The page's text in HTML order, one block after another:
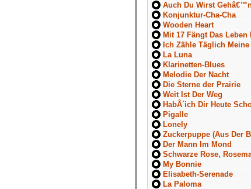
Auch Du Wirst
Konjunktur-Cha-Cha
Wooden Heart
Mit 17 Fängt Das Leben
Ich Zähle Täglich
La Luna
Klarinetten-Blues
Melodie Der Nacht
Die Sterne der Prairie
Weit Ist Der Weg
HabÂ´ich Dir Heute
Pigalle
Lonely
Zuckerpuppe (Aus Der
Der Mann Im Mond
Schwarze Rose,
My Bonnie
Elisabeth-Serenade
La Paloma